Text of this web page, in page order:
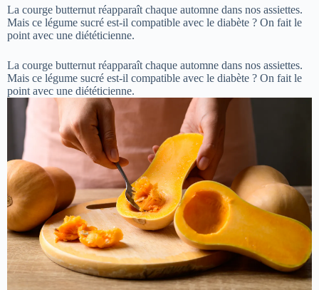
La courge butternut réapparaît chaque automne dans nos assiettes.
Mais ce légume sucré est-il compatible avec le diabète ? On fait le
point avec une diététicienne.
La courge butternut réapparaît chaque automne dans nos assiettes.
Mais ce légume sucré est-il compatible avec le diabète ? On fait le
point avec une diététicienne.